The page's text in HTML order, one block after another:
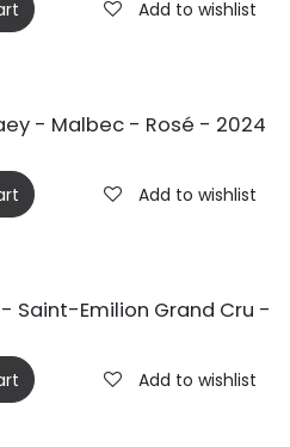
Add to wishlist
- Malbec - Rosé - 2024
Add to wishlist
Saint-Emilion Grand Cru -
Add to wishlist